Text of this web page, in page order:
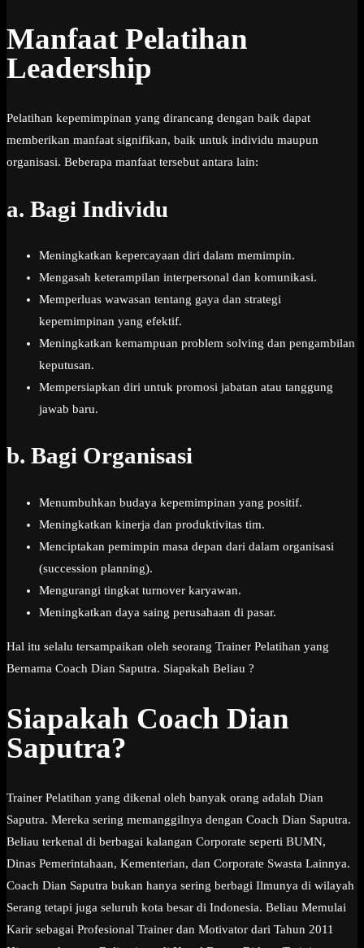
Manfaat Pelatihan
Leadership
Pelatihan kepemimpinan yang dirancang dengan baik dapat
memberikan manfaat signifikan, baik untuk individu maupun
organisasi. Beberapa manfaat tersebut antara lain:
a. Bagi Individu
Meningkatkan kepercayaan diri dalam memimpin.
Mengasah keterampilan interpersonal dan komunikasi.
Memperluas wawasan tentang gaya dan strategi
kepemimpinan yang efektif.
Meningkatkan kemampuan problem solving dan pengambilan
keputusan.
Mempersiapkan diri untuk promosi jabatan atau tanggung
jawab baru.
b. Bagi Organisasi
Menumbuhkan budaya kepemimpinan yang positif.
Meningkatkan kinerja dan produktivitas tim.
Menciptakan pemimpin masa depan dari dalam organisasi
(succession planning).
Mengurangi tingkat turnover karyawan.
Meningkatkan daya saing perusahaan di pasar.
Hal itu selalu tersampaikan oleh seorang Trainer Pelatihan yang
Bernama Coach Dian Saputra. Siapakah Beliau ?
Siapakah Coach Dian
Saputra?
Trainer Pelatihan yang dikenal oleh banyak orang adalah Dian
Saputra. Mereka sering memanggilnya dengan Coach Dian Saputra.
Beliau terkenal di berbagai kalangan Corporate seperti BUMN,
Dinas Pemerintahaan, Kementerian, dan Corporate Swasta Lainnya.
Coach Dian Saputra bukan hanya sering berbagi Ilmunya di wilayah
Serang tetapi juga seluruh kota besar di Indonesia. Beliau Memulai
Karir sebagai Profesional Trainer dan Motivator dari Tahun 2011